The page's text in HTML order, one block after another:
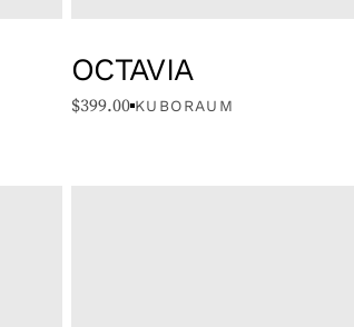
OCTAVIA
$399.00 KUBORAUM